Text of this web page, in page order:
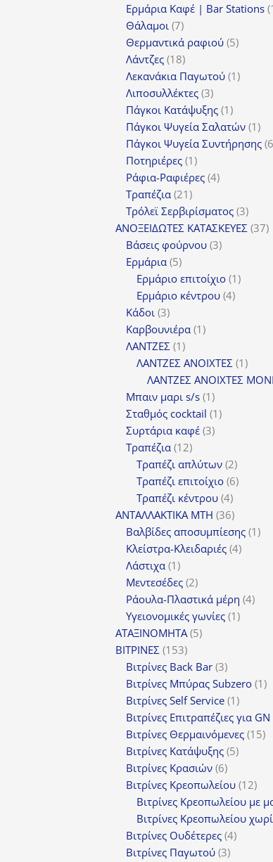
προϊόντα
Ερμάρια Καφέ | Bar Stations
Θάλαμοι 77
προϊόντα
Θερμαντικά ραφιού 55
Λάντζες 1818
προϊόντα
Λεκανάκια Παγωτού 11
Λιποσυλλέκτες 33
προϊόντα
Πάγκοι Κατάψυξης 11
προϊόν
Πάγκοι Ψυγεία Σαλατών 11
Πάγκοι Ψυγεία Συντήρησης 6
Ποτηριέρες 11
προϊόν
Ράφια-Ραφιέρες 44
Τραπέζια 2121
προϊόντα
Τρόλεϊ Σερβιρίσματος 33
ΑΝΟΞΕΙΔΩΤΕΣ ΚΑΤΑΣΚΕΥΕΣ 3737
Βάσεις φούρνου 33
Ερμάρια 55
προϊόντα
Ερμάριο επιτοίχιο 11
Ερμάριο κέντρου 44
Κάδοι 33
προϊόντα
Καρβουνιέρα 11
ΛΑΝΤΖΕΣ 11
προϊόν
ΛΑΝΤΖΕΣ ΑΝΟΙΧΤΕΣ 11
ΛΑΝΤΖΕΣ ΑΝΟΙΧΤΕΣ
Μπαιν μαρι s/s 11
προϊόν
Σταθμός cocktail 11
Συρτάρια καφέ 33
Τραπέζια 1212
προϊόντα
Τραπέζι απλύτων 22
προϊόντα
Τραπέζι επιτοίχιο 66
Τραπέζι κέντρου 44
προϊόντα
ΑΝΤΑΛΛΑΚΤΙΚΑ MTH 3636
προϊόντα
Βαλβίδες αποσυμπίεσης 11
Κλείστρα-Κλειδαριές 44
Λάστιχα 11
προϊόν
Μεντεσέδες 22
προϊόντα
Ράουλα-Πλαστικά μέρη 44
Υγειονομικές γωνίες 11
ΑΤΑΞΙΝΟΜΗΤΑ 55
ΒΙΤΡΙΝΕΣ 153153
προϊόντα
Βιτρίνες Back Bar 33
προϊόντα
Βιτρίνες Mπύρας Subzero 11
Βιτρίνες Self Service 11
προϊόν
Βιτρίνες Επιτραπέζιες για GN
Βιτρίνες Θερμαινόμενες 1515
Βιτρίνες Κατάψυξης 55
Βιτρίνες Κρασιών 66
προϊόντα
Βιτρίνες Κρεοπωλείου 1212
Βιτρίνες Κρεοπωλείου με
Βιτρίνες Κρεοπωλείου
Βιτρίνες Ουδέτερες 44
Βιτρίνες Παγωτού 33